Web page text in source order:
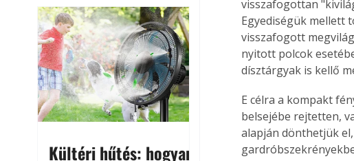
megközelítheti. Ez nemcsak a
beszállást teszi kellemetlenné,
hanem az autó állapotára és a
benne hagyott tárgyakra is
káros hatással lehet. Néhány
egyszerű óvintézkedéssel
azonban jelentősen
csökkenthetjük a hőség káros
Kültéri hűtés: hogyan
visszafogottan
Egyediségük mellett
visszafogott
nyitott polcok
dísztárgyak is kellő
E célra a kompakt
belsejébe rejtetten,
alapján dönthetjük